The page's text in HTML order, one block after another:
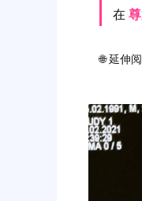
在
🌐 延伸